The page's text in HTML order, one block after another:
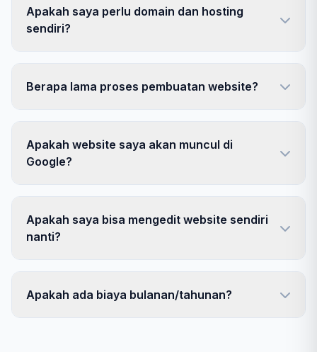
Apakah saya perlu domain dan hosting
sendiri?
Berapa lama proses pembuatan website?
Apakah website saya akan muncul di
Google?
Apakah saya bisa mengedit website sendiri
nanti?
Apakah ada biaya bulanan/tahunan?